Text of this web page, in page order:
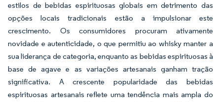
estilos de bebidas espirituosas globais em detrimento das
opções locais tradicionais estão a impulsionar este
crescimento. Os consumidores procuram ativamente
novidade e autenticidade, o que permitiu ao whisky manter a
sua liderança de categoria, enquanto as bebidas espirituosas à
base de agave e as variações artesanais ganham tração
significativa. A crescente popularidade das bebidas
espirituosas artesanais reflete uma tendência mais ampla do